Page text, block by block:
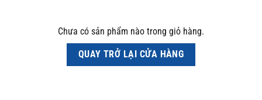
Chưa có sản phẩm nào trong giỏ hàng.
QUAY TRỞ LẠI CỬA HÀNG